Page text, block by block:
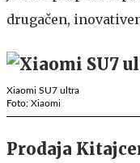
drugačen,
Xiaomi SU7 ultra
Foto: Xiaomi
Prodaja